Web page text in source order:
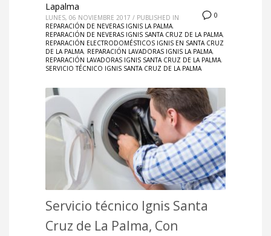
0
Lapalma
LUNES, 06 NOVIEMBRE 2017 / PUBLISHED IN
REPARACIÓN DE NEVERAS IGNIS LA PALMA,
REPARACIÓN DE NEVERAS IGNIS SANTA CRUZ DE LA PALMA,
REPARACIÓN ELECTRODOMÉSTICOS IGNIS EN SANTA CRUZ
DE LA PALMA, REPARACIÓN LAVADORAS IGNIS LA PALMA,
REPARACIÓN LAVADORAS IGNIS SANTA CRUZ DE LA PALMA,
SERVICIO TÉCNICO IGNIS SANTA CRUZ DE LA PALMA
Servicio técnico Ignis Santa
Cruz de La Palma, Con